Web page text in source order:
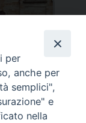
per
anche per
semplici",
e
nella